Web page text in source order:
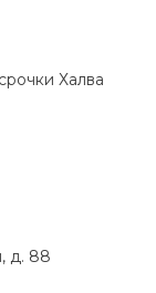
Халва
д. 88